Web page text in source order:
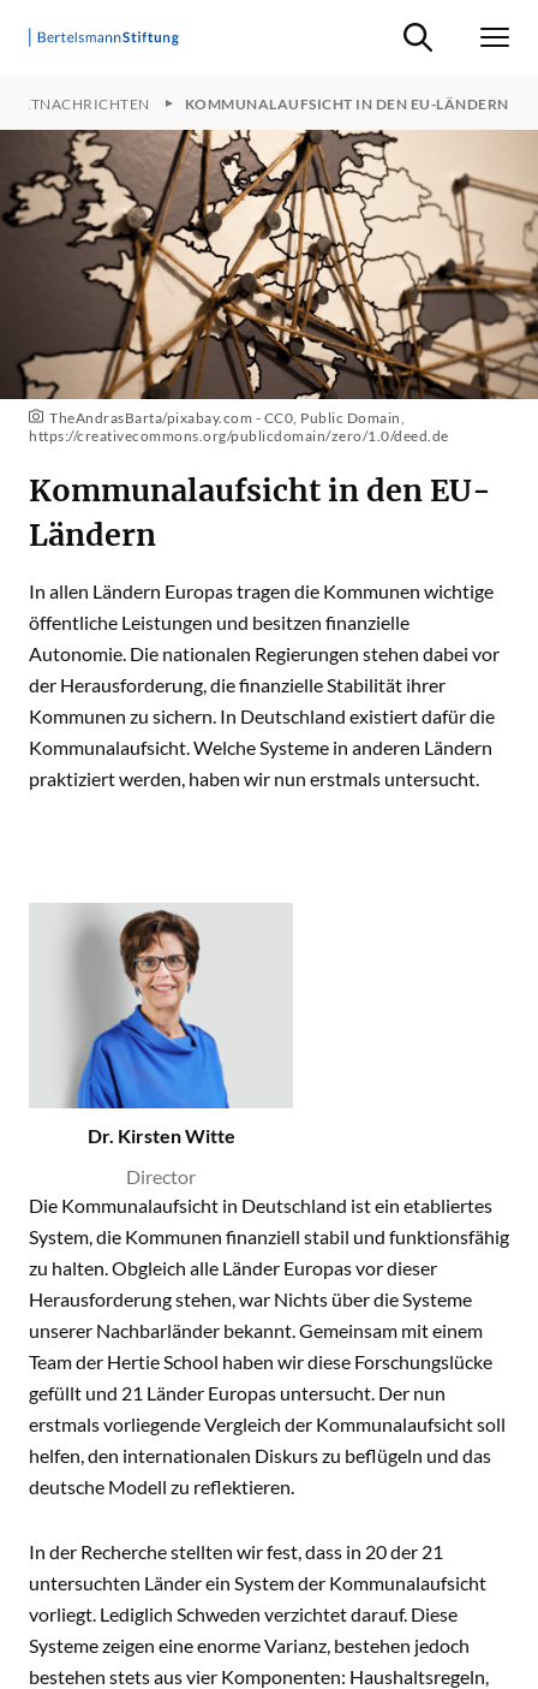
Suche ein-/
KOMMUNALAUFSICHT IN DEN EU-LÄNDERN
TheAndrasBarta/pixabay.com - CC0, Public Domain,
https://creativecommons.org/publicdomain/zero/1.0/deed.de
Kommunalaufsicht in den EU-
Ländern
In allen Ländern Europas tragen die Kommunen wichtige
öffentliche Leistungen und besitzen finanzielle
Autonomie. Die nationalen Regierungen stehen dabei vor
der Herausforderung, die finanzielle Stabilität ihrer
Kommunen zu sichern. In Deutschland existiert dafür die
Kommunalaufsicht. Welche Systeme in anderen Ländern
praktiziert werden, haben wir nun erstmals untersucht.
Dr. Kirsten Witte
Director
Die Kommunalaufsicht in Deutschland ist ein etabliertes
System, die Kommunen finanziell stabil und funktionsfähig
zu halten. Obgleich alle Länder Europas vor dieser
Herausforderung stehen, war Nichts über die Systeme
unserer Nachbarländer bekannt. Gemeinsam mit einem
Team der Hertie School haben wir diese Forschungslücke
gefüllt und 21 Länder Europas untersucht. Der nun
erstmals vorliegende Vergleich der Kommunalaufsicht soll
helfen, den internationalen Diskurs zu beflügeln und das
deutsche Modell zu reflektieren.
In der Recherche stellten wir fest, dass in 20 der 21
untersuchten Länder ein System der Kommunalaufsicht
vorliegt. Lediglich Schweden verzichtet darauf. Diese
Systeme zeigen eine enorme Varianz, bestehen jedoch
bestehen stets aus vier Komponenten: Haushaltsregeln,